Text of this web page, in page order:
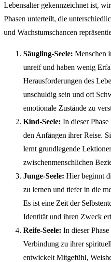
Lebensalter gekennzeichnet ist,
Phasen unterteilt, die
und Wachstumschancen
Säugling-Seele: Menschen
unreif und haben wenig
Herausforderungen des
unschuldig sein und oft
emotionale Zustände zu
Kind-Seele: In dieser
den Anfängen ihrer Reise.
lernt grundlegende
zwischenmenschlichen
Junge-Seele: Hier beginnt
zu lernen und tiefer in die
Es ist eine Zeit der
Identität und ihren Zweck
Reife-Seele: In dieser
Verbindung zu ihrer
entwickelt Mitgefühl,